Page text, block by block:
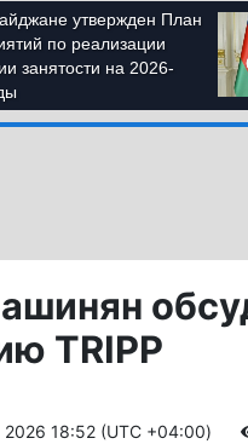
TRIPP
2026 18:52 (UTC +04:00)